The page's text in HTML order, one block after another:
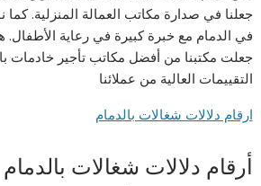
جعلنا في صدارة مكاتب العمالة المنزلية. كما
في الدمام مع خبرة كبيرة في رعاية الأطفال.
جعلت مكتبنا من أفضل مكاتب تأجير خادمات
التقييمات العالية من عملائنا
ارقام دلالات شغالات بالدمام
أرقام دلالات شغالات بالدمام